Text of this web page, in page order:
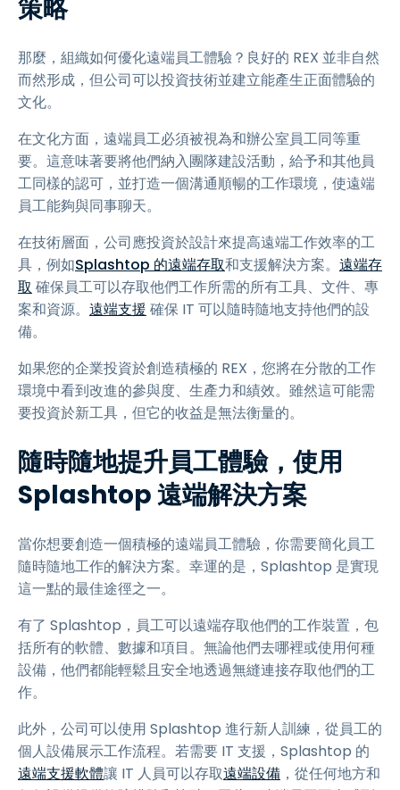
策略
那麼，組織如何優化遠端員工體驗？良好的 REX 並非自然
而然形成，但公司可以投資技術並建立能產生正面體驗的
文化。
在文化方面，遠端員工必須被視為和辦公室員工同等重
要。這意味著要將他們納入團隊建設活動，給予和其他員
工同樣的認可，並打造一個溝通順暢的工作環境，使遠端
員工能夠與同事聊天。
在技術層面，公司應投資於設計來提高遠端工作效率的工
具，例如Splashtop 的遠端存取和支援解決方案。 遠端存
取 確保員工可以存取他們工作所需的所有工具、文件、專
案和資源。 遠端支援 確保 IT 可以隨時隨地支持他們的設
備。
如果您的企業投資於創造積極的 REX，您將在分散的工作
環境中看到改進的參與度、生產力和績效。雖然這可能需
要投資於新工具，但它的收益是無法衡量的。
隨時隨地提升員工體驗，使用
Splashtop 遠端解決方案
當你想要創造一個積極的遠端員工體驗，你需要簡化員工
隨時隨地工作的解決方案。幸運的是，Splashtop 是實現
這一點的最佳途徑之一。
有了 Splashtop，員工可以遠端存取他們的工作裝置，包
括所有的軟體、數據和項目。無論他們去哪裡或使用何種
設備，他們都能輕鬆且安全地透過無縫連接存取他們的工
作。
此外，公司可以使用 Splashtop 進行新人訓練，從員工的
個人設備展示工作流程。若需要 IT 支援，Splashtop 的
遠端支援軟體讓 IT 人員可以存取遠端設備 ，從任何地方和